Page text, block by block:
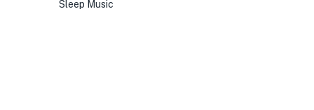
Sleep Music